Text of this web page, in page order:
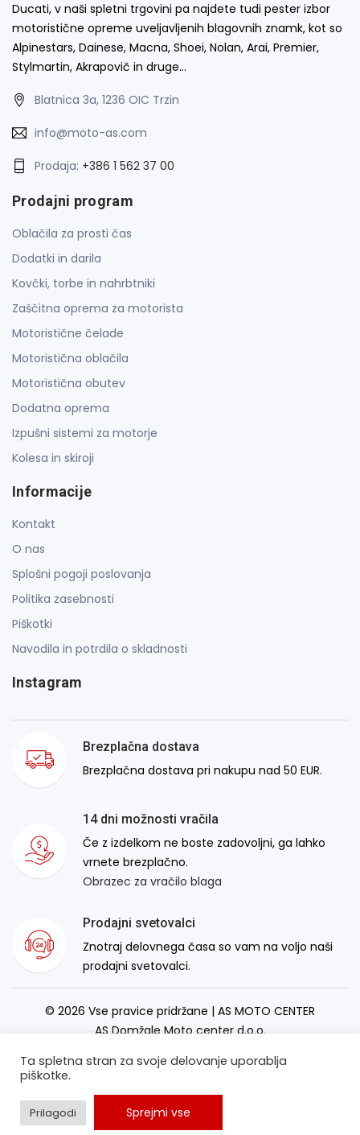
Ducati, v naši spletni trgovini pa najdete tudi pester izbor
motoristične opreme uveljavljenih blagovnih znamk, kot so
Alpinestars, Dainese, Macna, Shoei, Nolan, Arai, Premier,
Stylmartin, Akrapovič in druge…
Blatnica 3a, 1236 OIC Trzin
info@moto-as.com
Prodaja: +386 1 562 37 00
Prodajni program
Oblačila za prosti čas
Dodatki in darila
Kovčki, torbe in nahrbtniki
Zaščitna oprema za motorista
Motoristične čelade
Motoristična oblačila
Motoristična obutev
Dodatna oprema
Izpušni sistemi za motorje
Kolesa in skiroji
Informacije
Kontakt
O nas
Splošni pogoji poslovanja
Politika zasebnosti
Piškotki
Navodila in potrdila o skladnosti
Instagram
Brezplačna dostava
Brezplačna dostava pri nakupu nad 50 EUR.
14 dni možnosti vračila
Če z izdelkom ne boste zadovoljni, ga lahko
vrnete brezplačno.
Obrazec za vračilo blaga
Prodajni svetovalci
Znotraj delovnega časa so vam na voljo naši
prodajni svetovalci.
© 2026 Vse pravice pridržane | AS MOTO CENTER
AS Domžale Moto center d.o.o.
Ta spletna stran za svoje delovanje uporablja
piškotke.
Prilagodi Sprejmi vse